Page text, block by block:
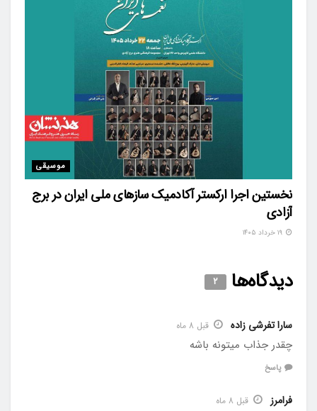
موسیقی
نخستین اجرا ارکستر آکادمیک سازهای ملی ایران در برج
آزادی
دیدگاه‌ها ۲
سارا تفرشی زاده قبل 8 ماه
چقدر جذاب میتونه باشه
پاسخ
فرامرز قبل 8 ماه